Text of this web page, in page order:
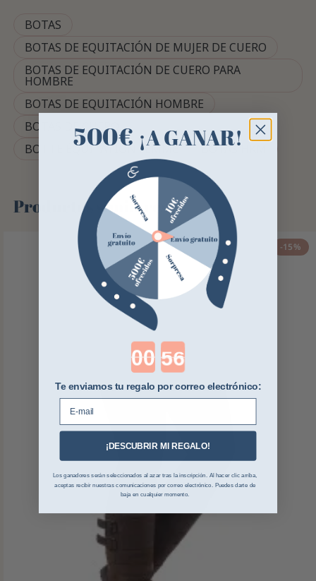
BOTAS
BOTAS DE EQUITACIÓN DE MUJER DE CUERO
BOTAS DE EQUITACIÓN DE CUERO PARA
HOMBRE
BOTAS DE EQUITACIÓN HOMBRE
BOTAS DE CUERO
BOTTE ÉQUITATION FEMME
BOTAS HKM
Productos similares
-15%
500€ ¡A GANAR!
Countdown ends in:
Te enviamos tu regalo por correo electrónico:
¡DESCUBRIR MI REGALO!
Los ganadores serán seleccionados al azar tras la inscripción. Al hacer clic arriba,
aceptas recibir nuestras comunicaciones por correo electrónico. Puedes darte de
baja en cualquier momento.